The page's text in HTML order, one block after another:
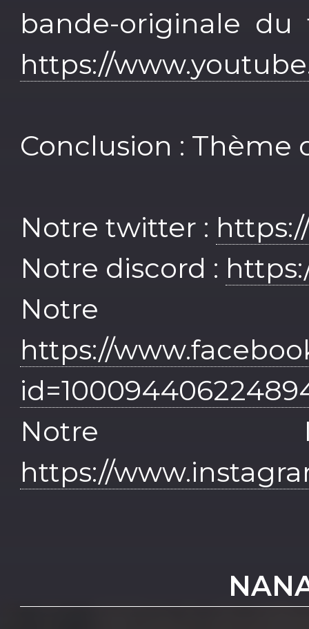
bande-originale
https://
Conclusion :
Notre twitter :
Notre discord :
Notre
https://
Notre
https://